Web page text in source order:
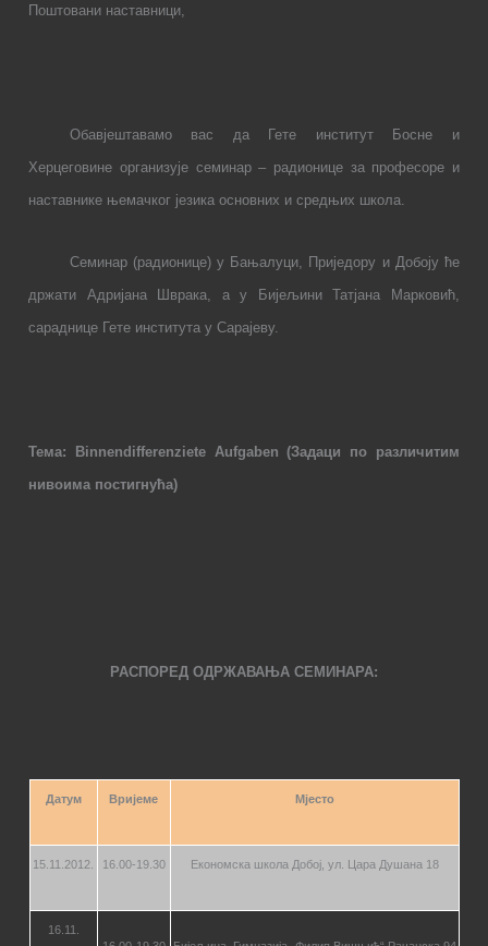
Поштовани наставници,
Обавјештавамо вас да Гете институт Босне и
Херцеговине организује семинар – радиoнице за професоре и
наставнике њемачког језика основних и средњих школа.
Семинар (радионице) у Бањалуци, Приједору и Добоју ће
држати Адријана Шврака, а у Бијељини Татјана Марковић,
сараднице Гете института у Сарајеву.
Тема: Binnendifferenziete Aufgaben (Задаци по различитим
нивоима постигнућа)
РАСПОРЕД ОДРЖАВАЊА СЕМИНАРА:
Датум Вријеме Мјесто
15.11.2012. 16.00-19.30 Економска школа Добој, ул. Цара Душана 18
16.11.